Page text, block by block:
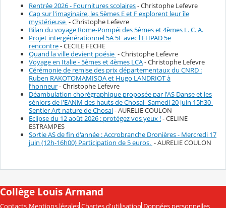
Rentrée 2026 - Fournitures scolaires- Christophe Lefevre
Cap sur l'imaginaire, les 5èmes E et F explorent leur île
mystérieuse - Christophe Lefevre
Bilan du voyage Rome-Pompéi des 5èmes et 4èmes L. C. A.
Projet intergénérationnel 5A 5F avec l'EHPAD 5e
rencontre- CECILE FECHE
Quand la ville devient poésie - Christophe Lefevre
Voyage en Italie - 5èmes et 4èmes LCA- Christophe Lefevre
Cérémonie de remise des prix départementaux du CNRD :
Ruben RAKOTOMAMISOA et Hugo LANDRIOT à
l’honneur- Christophe Lefevre
Déambulation chorégraphique proposée par l'AS Danse et les
séniors de l'EANM des hauts de Chosal- Samedi 20 juin 15h30-
Sentier Art nature de Chosal- AURELIE COULON
Eclipse du 12 août 2026 : protégez vos yeux !- CELINE
ESTRAMPES
Sortie AS de fin d'année : Accrobranche Dronières - Mercredi 17
juin (12h-16h00) Participation de 5 euros. - AURELIE COULON
Collège Louis Armand
Contacts Mentions légales Chartes d'utilisation Données personnelles